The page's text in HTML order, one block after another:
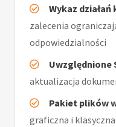
Wykaz
zalecenia
odpowiedzialności
Uwzględnione
aktualizacja
Pakiet plików
graficzna i